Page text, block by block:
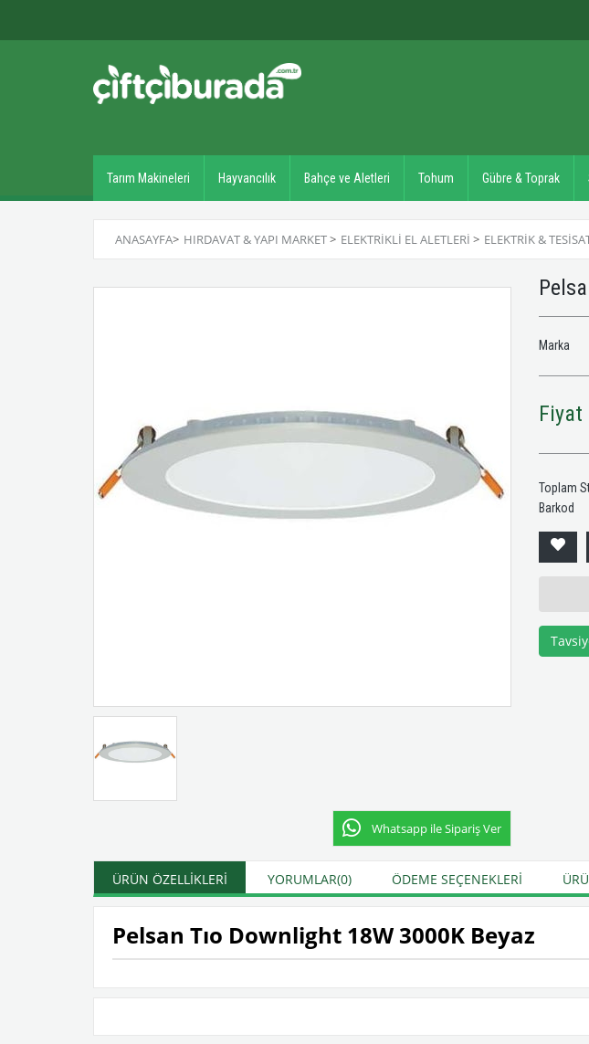
Tarım Makineleri Hayvancılık Bahçe ve Aletleri Tohum Gübre & Toprak
ANASAYFA> HIRDAVAT & YAPI MARKET> ELEKTRIKLI EL ALETLERI > ELEKTRIK &
Whatsapp ile Sipariş Ver
Marka
Fiyat
Toplam
Barkod
ÜRÜN ÖZELLIKLERI YORUMLAR(0) ÖDEME SEÇENEKLERI
Pelsan Tıo Downlight 18W 3000K Beyaz